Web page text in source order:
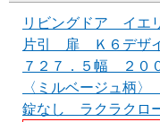
リビングドア イエ
片引 扉 Ｋ６デザ
７２７．５幅 ２０
〈ミルベージュ柄
錠なし ラクラクロ